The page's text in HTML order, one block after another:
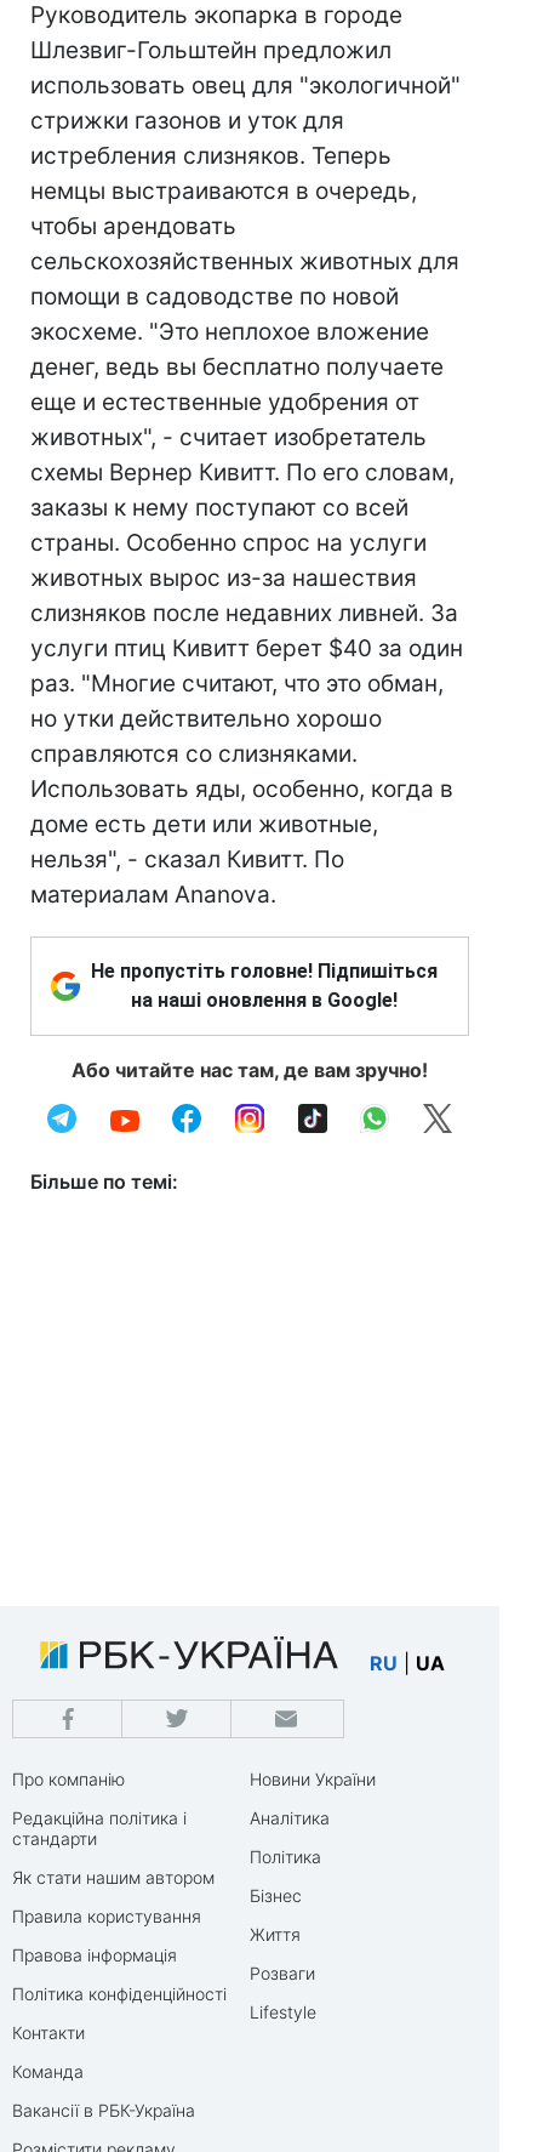
Руководитель экопарка в городе
Шлезвиг-Гольштейн предложил
использовать овец для "экологичной"
стрижки газонов и уток для
истребления слизняков. Теперь
немцы выстраиваются в очередь,
чтобы арендовать
сельскохозяйственных животных для
помощи в садоводстве по новой
экосхеме. "Это неплохое вложение
денег, ведь вы бесплатно получаете
еще и естественные удобрения от
животных", - считает изобретатель
схемы Вернер Кивитт. По его словам,
заказы к нему поступают со всей
страны. Особенно спрос на услуги
животных вырос из-за нашествия
слизняков после недавних ливней. За
услуги птиц Кивитт берет $40 за один
раз. "Многие считают, что это обман,
но утки действительно хорошо
справляются со слизняками.
Использовать яды, особенно, когда в
доме есть дети или животные,
нельзя", - сказал Кивитт. По
материалам Ananova.
Не пропустіть головне! Підпишіться
на наші оновлення в Google!
Або читайте нас там, де вам зручно!
Більше по темі:
RU UA
Про компанію
Редакційна політика і
стандарти
Як стати нашим автором
Правила користування
Правова інформація
Політика конфіденційності
Контакти
Команда
Вакансії в РБК-Україна
Новини України
Аналітика
Політика
Бізнес
Життя
Розваги
Lifestyle